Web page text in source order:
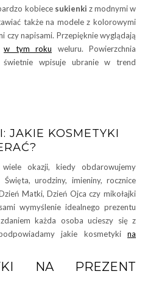
kobiece sukienki z modnymi w
także na modele z kolorowymi
czy napisami. Przepięknie wyglądają
w tym roku weluru. Powierzchnia
świetnie wpisuje ubranie w trend
JAKIE KOSMETYKI
okazji, kiedy obdarowujemy
urodziny, imieniny, rocznice
Matki, Dzień Ojca czy mikołajki
wymyślenie idealnego prezentu
każda osoba ucieszy się z
jakie kosmetyki na
NA PREZENT